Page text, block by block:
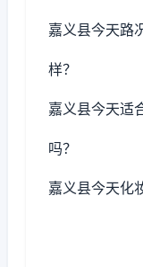
嘉义县今天路
样？
嘉义县今天适
吗？
嘉义县今天化